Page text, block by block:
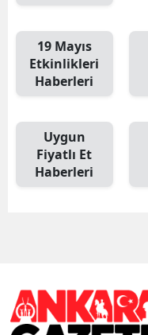
19 Mayıs
Etkinlikleri
Haberleri
Uygun
Fiyatlı Et
Haberleri